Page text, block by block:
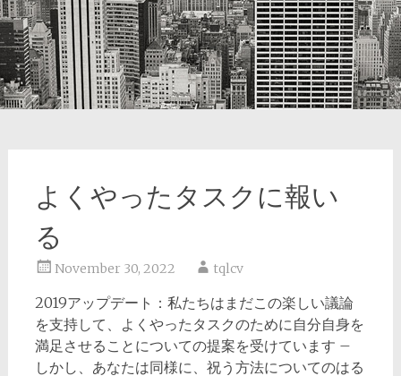
よくやったタスクに報い
る
November 30, 2022 tqlcv
2019アップデート：私たちはまだこの楽しい議論
を支持して、よくやったタスクのために自分自身を
満足させることについての提案を受けています –
しかし、あなたは同様に、祝う方法についてのはる